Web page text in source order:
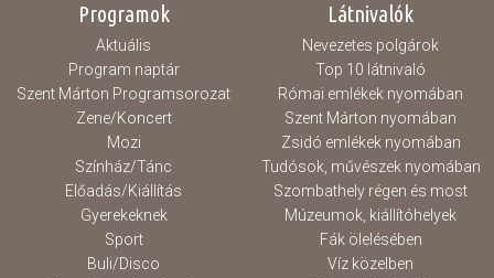
Programok
Aktuális
Program naptár
Szent Márton Programsorozat
Zene/Koncert
Mozi
Színház/Tánc
Előadás/Kiállítás
Gyerekeknek
Sport
Buli/Disco
Látnivalók
Nevezetes polgárok
Top 10 látnivaló
Római emlékek nyomában
Szent Márton nyomában
Zsidó emlékek nyomában
Tudósok, művészek nyomában
Szombathely régen és most
Múzeumok, kiállítóhelyek
Fák ölelésében
Víz közelben